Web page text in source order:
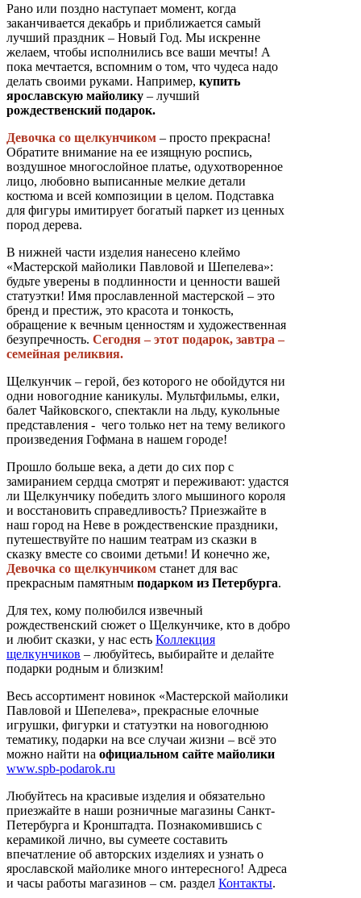
Рано или поздно наступает момент, когда
заканчивается декабрь и приближается самый
лучший праздник – Новый Год. Мы искренне
желаем, чтобы исполнились все ваши мечты! А
пока мечтается, вспомним о том, что чудеса надо
делать своими руками. Например, купить
ярославскую майолику – лучший
рождественский подарок.
Девочка со щелкунчиком – просто прекрасна!
Обратите внимание на ее изящную роспись,
воздушное многослойное платье, одухотворенное
лицо, любовно выписанные мелкие детали
костюма и всей композиции в целом. Подставка
для фигуры имитирует богатый паркет из ценных
пород дерева.
В нижней части изделия нанесено клеймо
«Мастерской майолики Павловой и Шепелева»:
будьте уверены в подлинности и ценности вашей
статуэтки! Имя прославленной мастерской – это
бренд и престиж, это красота и тонкость,
обращение к вечным ценностям и художественная
безупречность. Сегодня – этот подарок, завтра –
семейная реликвия.
Щелкунчик – герой, без которого не обойдутся ни
одни новогодние каникулы. Мультфильмы, елки,
балет Чайковского, спектакли на льду, кукольные
представления - чего только нет на тему великого
произведения Гофмана в нашем городе!
Прошло больше века, а дети до сих пор с
замиранием сердца смотрят и переживают: удастся
ли Щелкунчику победить злого мышиного короля
и восстановить справедливость? Приезжайте в
наш город на Неве в рождественские праздники,
путешествуйте по нашим театрам из сказки в
сказку вместе со своими детьми! И конечно же,
Девочка со щелкунчиком станет для вас
прекрасным памятным подарком из Петербурга.
Для тех, кому полюбился извечный
рождественский сюжет о Щелкунчике, кто в добро
и любит сказки, у нас есть Коллекция
щелкунчиков – любуйтесь, выбирайте и делайте
подарки родным и близким!
Весь ассортимент новинок «Мастерской майолики
Павловой и Шепелева», прекрасные елочные
игрушки, фигурки и статуэтки на новогоднюю
тематику, подарки на все случаи жизни – всё это
можно найти на официальном сайте майолики
www.spb-podarok.ru
Любуйтесь на красивые изделия и обязательно
приезжайте в наши розничные магазины Санкт-
Петербурга и Кронштадта. Познакомившись с
керамикой лично, вы сумеете составить
впечатление об авторских изделиях и узнать о
ярославской майолике много интересного! Адреса
и часы работы магазинов – см. раздел Контакты.